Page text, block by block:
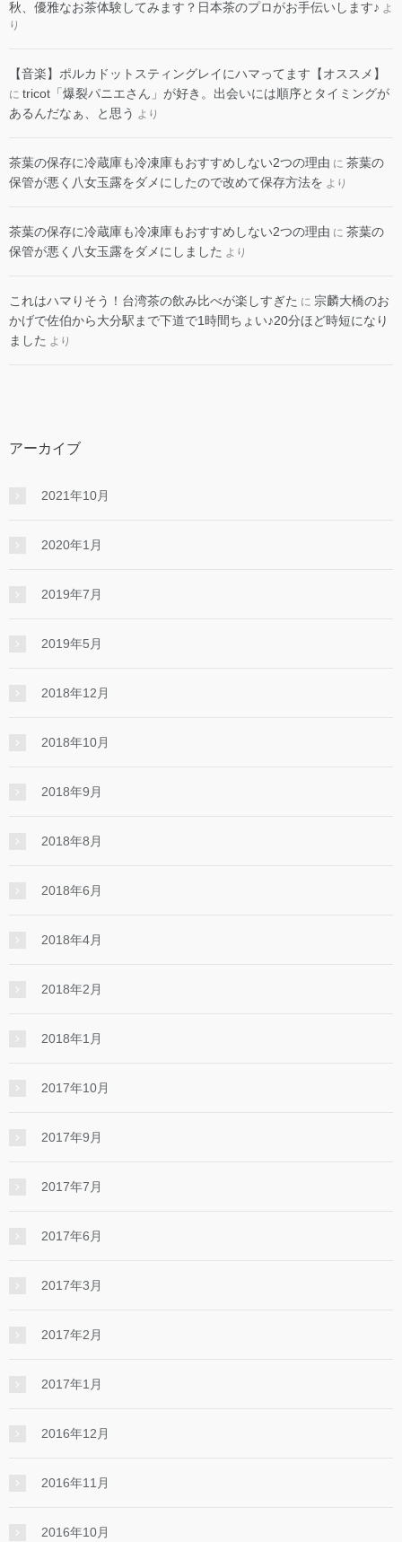
秋、優雅なお茶体験してみます？日本茶のプロがお手伝いします♪ よ
り
​【音楽】ポルカドットスティングレイにハマってます【オススメ】
に tricot「爆裂パニエさん」が好き。出会いには順序とタイミングが
あるんだなぁ、と思う より
茶葉の保存に冷蔵庫も冷凍庫もおすすめしない2つの理由 に 茶葉の
保管が悪く八女玉露をダメにしたので改めて保存方法を より
茶葉の保存に冷蔵庫も冷凍庫もおすすめしない2つの理由 に 茶葉の
保管が悪く八女玉露をダメにしました より
これはハマりそう！台湾茶の飲み比べが楽しすぎた に 宗麟大橋のお
かげで佐伯から大分駅まで下道で1時間ちょい♪20分ほど時短になり
ました より
アーカイブ
2021年10月
2020年1月
2019年7月
2019年5月
2018年12月
2018年10月
2018年9月
2018年8月
2018年6月
2018年4月
2018年2月
2018年1月
2017年10月
2017年9月
2017年7月
2017年6月
2017年3月
2017年2月
2017年1月
2016年12月
2016年11月
2016年10月